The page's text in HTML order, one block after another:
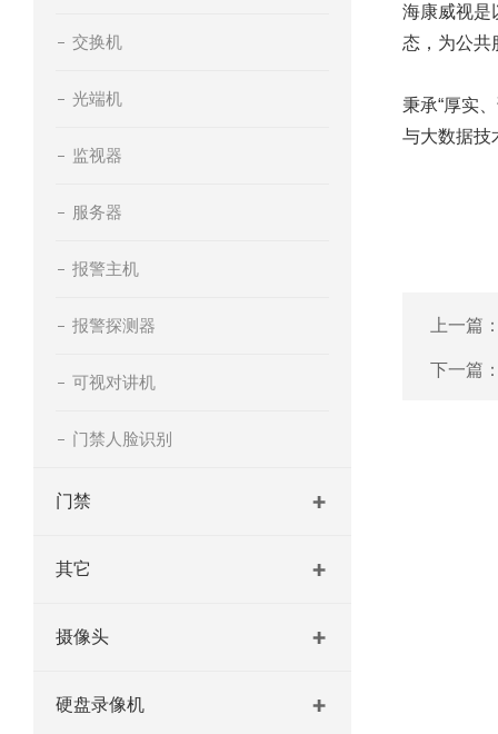
交换机
光端机
监视器
服务器
报警主机
报警探测器
可视对讲机
门禁人脸识别
门禁
其它
摄像头
硬盘录像机
海康威视是
态，为公共
秉承“厚实
与大数据技
上一篇
下一篇